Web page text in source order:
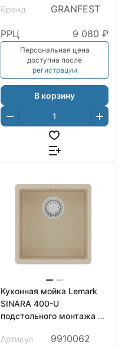
Бренд GRANFEST
РРЦ 9 080 ₽
Персональная цена
доступна после
регистрации
В корзину
Кухонная мойка Lemark
SINARA 400-U
подстольного монтажа из
Артикул
9910062